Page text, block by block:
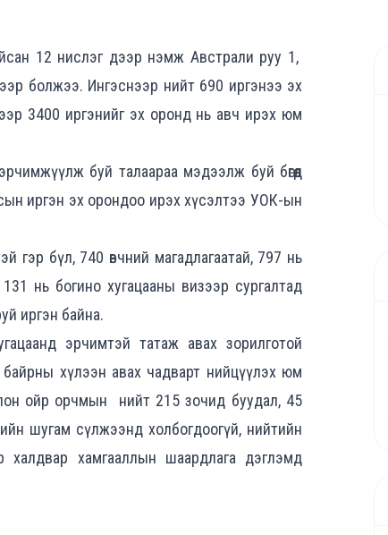
12 нислэг дээр нэмж Австрали руу 1,
болжээ. Ингэснээр нийт 690 иргэнээ эх
3400 иргэнийг эх оронд нь авч ирэх юм
буй талаараа мэдээлж буй бөгөөд
иргэн эх орондоо ирэх хүсэлтээ УОК-ын
гэр бүл, 740 өвчний магадлагаатай, 797 нь
нь богино хугацааны визээр сургалтад
иргэн байна.
эрчимтэй татаж авах зорилготой
байрны хүлээн авах чадварт нийцүүлэх юм
ойр орчмын нийт 215 зочид буудал, 45
шугам сүлжээнд холбогдоогүй, нийтийн
халдвар хамгааллын шаардлага дэглэмд